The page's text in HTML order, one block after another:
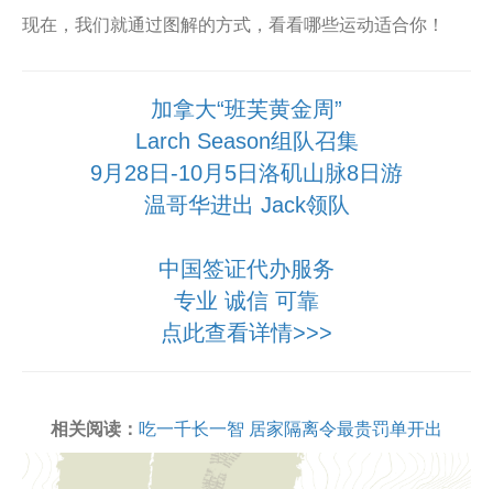
现在，我们就通过图解的方式，看看哪些运动适合你！
加拿大“班芙黄金周”
Larch Season组队召集
9月28日-10月5日洛矶山脉8日游
温哥华进出 Jack领队
中国签证代办服务
专业 诚信 可靠
点此查看详情>>>
相关阅读： 吃一千长一智 居家隔离令最贵罚单开出